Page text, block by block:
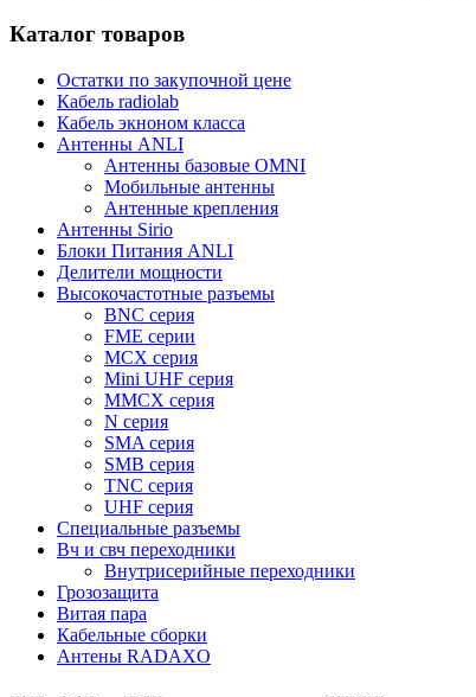
Каталог товаров
Остатки по закупочной цене
Кабель radiolab
Кабель экноном класса
Антенны ANLI
Антенны базовые OMNI
Мобильные антенны
Антенные крепления
Антенны Sirio
Блоки Питания ANLI
Делители мощности
Высокочастотные разъемы
BNC серия
FME серии
MCX серия
Mini UHF серия
MMCX серия
N серия
SMA серия
SMB серия
TNC серия
UHF серия
Специальные разъемы
Вч и свч переходники
Внутрисерийные переходники
Грозозащита
Витая пара
Кабельные сборки
Антены RADAXO